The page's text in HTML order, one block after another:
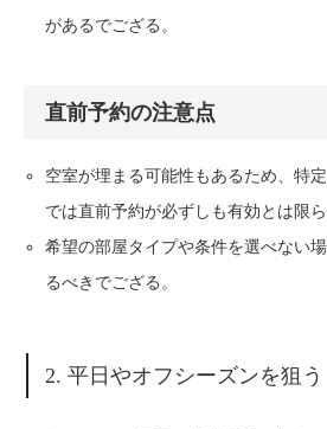
があるでござる。
直前予約の注意点
空室が埋まる可能性もあるため、特
では直前予約が必ずしも有効とは限ら
希望の部屋タイプや条件を選べない
るべきでござる。
2. 平日やオフシーズンを狙う